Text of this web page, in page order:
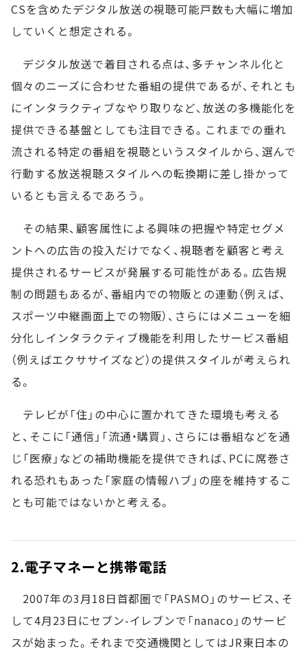
CSを含めたデジタル放送の視聴可能戸数も大幅に増加
していくと想定される。
デジタル放送で着目される点は、多チャンネル化と
個々のニーズに合わせた番組の提供であるが、それとも
にインタラクティブなやり取りなど、放送の多機能化を
提供できる基盤としても注目できる。これまでの垂れ
流される特定の番組を視聴というスタイルから、選んで
行動する放送視聴スタイルへの転換期に差し掛かって
いるとも言えるであろう。
その結果、顧客属性による興味の把握や特定セグメ
ントへの広告の投入だけでなく、視聴者を顧客と考え
提供されるサービスが発展する可能性がある。広告規
制の問題もあるが、番組内での物販との連動（例えば、
スポーツ中継画面上での物販）、さらにはメニューを細
分化しインタラクティブ機能を利用したサービス番組
（例えばエクササイズなど）の提供スタイルが考えられ
る。
テレビが「住」の中心に置かれてきた環境も考える
と、そこに「通信」「流通・購買」、さらには番組などを通
じ「医療」などの補助機能を提供できれば、PCに席巻さ
れる恐れもあった「家庭の情報ハブ」の座を維持するこ
とも可能ではないかと考える。
2.電子マネーと携帯電話
2007年の3月18日首都圏で「PASMO」のサービス、そ
して4月23日にセブン-イレブンで「nanaco」のサービ
スが始まった。それまで交通機関としてはJR東日本の